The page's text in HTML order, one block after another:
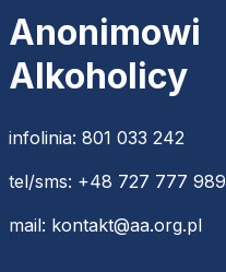
Anonimowi
Alkoholicy
infolinia: 801 033 242
tel/sms: +48 727 777 989
mail: kontakt@aa.org.pl